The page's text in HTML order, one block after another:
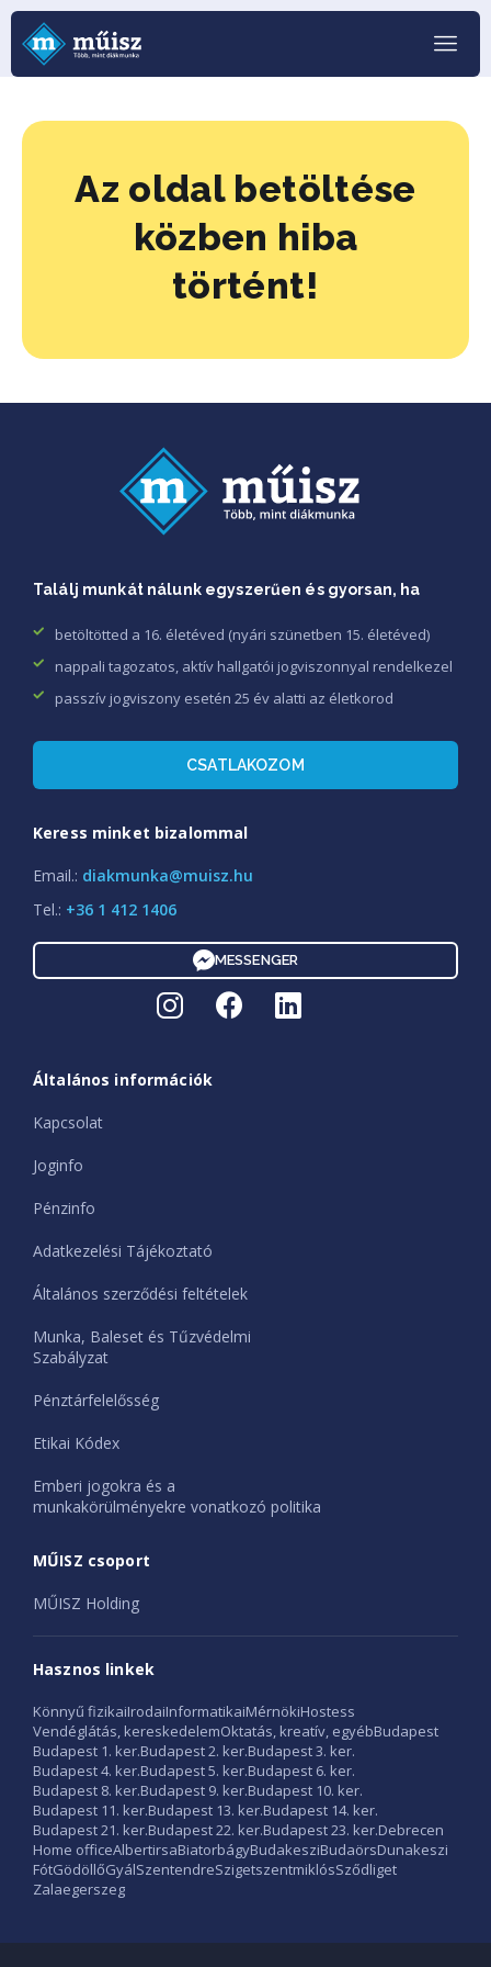
Az oldal betöltése
közben hiba
történt!
Találj munkát nálunk egyszerűen és gyorsan, ha
betöltötted a 16. életéved (nyári szünetben 15. életéved)
nappali tagozatos, aktív hallgatói jogviszonnyal rendelkezel
passzív jogviszony esetén 25 év alatti az életkorod
CSATLAKOZOM
Keress minket bizalommal
Email.: diakmunka@muisz.hu
Tel.: +36 1 412 1406
MESSENGER
Általános információk
Kapcsolat
Joginfo
Pénzinfo
Adatkezelési Tájékoztató
Általános szerződési feltételek
Munka, Baleset és Tűzvédelmi
Szabályzat
Pénztárfelelősség
Etikai Kódex
Emberi jogokra és a
munkakörülményekre vonatkozó politika
MŰISZ csoport
MŰISZ Holding
Hasznos linkek
Könnyű fizikaiIrodaiInformatikaiMérnökiHostess
Vendéglátás, kereskedelemOktatás, kreatív, egyébBudapest
Budapest 1. ker.Budapest 2. ker.Budapest 3. ker.
Budapest 4. ker.Budapest 5. ker.Budapest 6. ker.
Budapest 8. ker.Budapest 9. ker.Budapest 10. ker.
Budapest 11. ker.Budapest 13. ker.Budapest 14. ker.
Budapest 21. ker.Budapest 22. ker.Budapest 23. ker.Debrecen
Home officeAlbertirsaBiatorbágyBudakesziBudaörsDunakeszi
FótGödöllőGyálSzentendreSzigetszentmiklósSződliget
Zalaegerszeg